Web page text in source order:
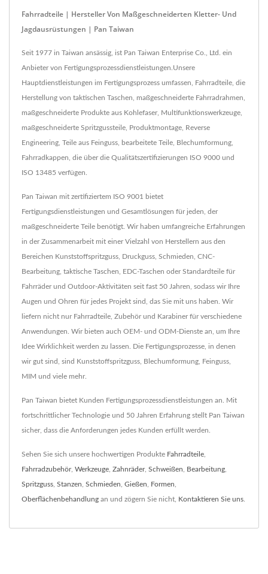
Fahrradteile | Hersteller Von Maßgeschneiderten Kletter- Und
Jagdausrüstungen | Pan Taiwan
Seit 1977 in Taiwan ansässig, ist Pan Taiwan Enterprise Co., Ltd. ein
Anbieter von Fertigungsprozessdienstleistungen.Unsere
Hauptdienstleistungen im Fertigungsprozess umfassen, Fahrradteile, die
Herstellung von taktischen Taschen, maßgeschneiderte Fahrradrahmen,
maßgeschneiderte Produkte aus Kohlefaser, Multifunktionswerkzeuge,
maßgeschneiderte Spritzgussteile, Produktmontage, Reverse
Engineering, Teile aus Feinguss, bearbeitete Teile, Blechumformung,
Fahrradkappen, die über die Qualitätszertifizierungen ISO 9000 und
ISO 13485 verfügen.
Pan Taiwan mit zertifiziertem ISO 9001 bietet
Fertigungsdienstleistungen und Gesamtlösungen für jeden, der
maßgeschneiderte Teile benötigt. Wir haben umfangreiche Erfahrungen
in der Zusammenarbeit mit einer Vielzahl von Herstellern aus den
Bereichen Kunststoffspritzguss, Druckguss, Schmieden, CNC-
Bearbeitung, taktische Taschen, EDC-Taschen oder Standardteile für
Fahrräder und Outdoor-Aktivitäten seit fast 50 Jahren, sodass wir Ihre
Augen und Ohren für jedes Projekt sind, das Sie mit uns haben. Wir
liefern nicht nur Fahrradteile, Zubehör und Karabiner für verschiedene
Anwendungen. Wir bieten auch OEM- und ODM-Dienste an, um Ihre
Idee Wirklichkeit werden zu lassen. Die Fertigungsprozesse, in denen
wir gut sind, sind Kunststoffspritzguss, Blechumformung, Feinguss,
MIM und viele mehr.
Pan Taiwan bietet Kunden Fertigungsprozessdienstleistungen an. Mit
fortschrittlicher Technologie und 50 Jahren Erfahrung stellt Pan Taiwan
sicher, dass die Anforderungen jedes Kunden erfüllt werden.
Sehen Sie sich unsere hochwertigen Produkte Fahrradteile,
Fahrradzubehör, Werkzeuge, Zahnräder, Schweißen, Bearbeitung,
Spritzguss, Stanzen, Schmieden, Gießen, Formen,
Oberflächenbehandlung an und zögern Sie nicht, Kontaktieren Sie uns.